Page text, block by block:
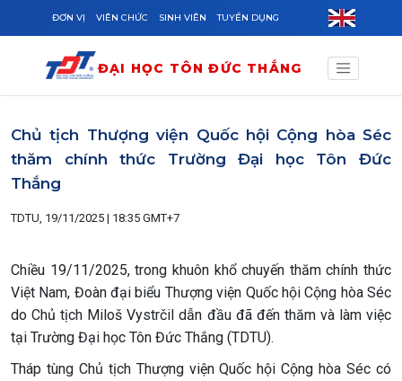
Skip to main content
ĐƠN VỊ VIÊN CHỨC SINH VIÊN TUYỂN DỤNG
ĐẠI HỌC TÔN ĐỨC THẮNG
Chủ tịch Thượng viện Quốc hội Cộng hòa Séc
thăm chính thức Trường Đại học Tôn Đức
Thắng
TDTU, 19/11/2025 | 18:35 GMT+7
Chiều 19/11/2025, trong khuôn khổ chuyến thăm chính thức
Việt Nam, Đoàn đại biểu Thượng viện Quốc hội Cộng hòa Séc
do Chủ tịch Miloš Vystrčil dẫn đầu đã đến thăm và làm việc
tại Trường Đại học Tôn Đức Thắng (TDTU).
Tháp tùng Chủ tịch Thượng viện Quốc hội Cộng hòa Séc có